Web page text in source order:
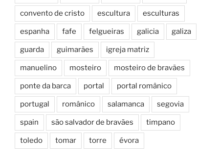
convento de cristo escultura esculturas
espanha fafe felgueiras galicia galiza
guarda guimarães igreja matriz
manuelino mosteiro mosteiro de bravães
ponte da barca portal portal românico
portugal românico salamanca segovia
spain são salvador de bravães timpano
toledo tomar torre évora